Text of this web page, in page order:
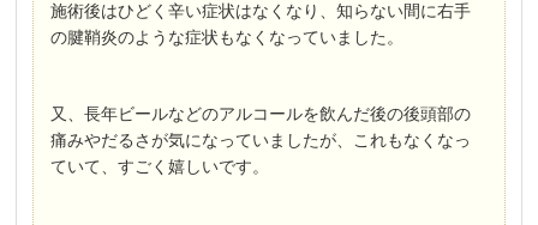
施術後はひどく辛い症状はなくなり、知らない間に右手
の腱鞘炎のような症状もなくなっていました。
又、長年ビールなどのアルコールを飲んだ後の後頭部の
痛みやだるさが気になっていましたが、これもなくなっ
ていて、すごく嬉しいです。